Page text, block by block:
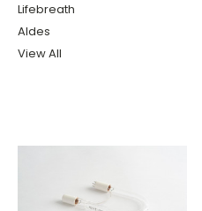
Lifebreath
Aldes
View All